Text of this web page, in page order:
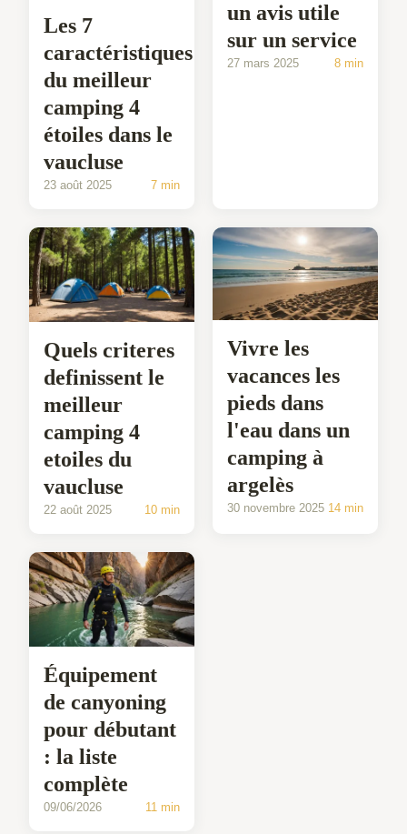
Les 7
caractéristiques
du meilleur
camping 4
étoiles dans le
vaucluse
23 août 2025 7 min
un avis utile
sur un service
27 mars 2025 8 min
Quels criteres
definissent le
meilleur
camping 4
etoiles du
vaucluse
22 août 2025 10 min
Vivre les
vacances les
pieds dans
l'eau dans un
camping à
argelès
30 novembre 2025 14 min
Équipement
de canyoning
pour débutant
: la liste
complète
09/06/2026 11 min